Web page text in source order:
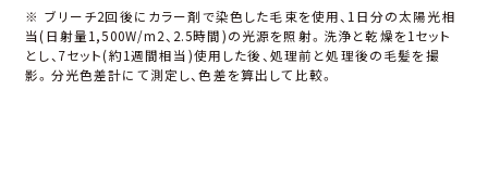
※ ブリーチ2回後にカラー剤で染⾊した⽑束を使⽤、1⽇分の太陽光相
当(⽇射量1,500W/m2、2.5時間)の光源を照射。洗浄と乾燥を1セット
とし、7セット(約1週間相当)使⽤した後、処理前と処理後の⽑髪を撮
影。分光⾊差計にて測定し、⾊差を算出して⽐較。